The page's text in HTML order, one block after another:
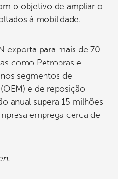
o objetivo de ampliar o
à mobilidade.
exporta para mais de 70
como Petrobras e
segmentos de
e de reposição
anual supera 15 milhões
emprega cerca de